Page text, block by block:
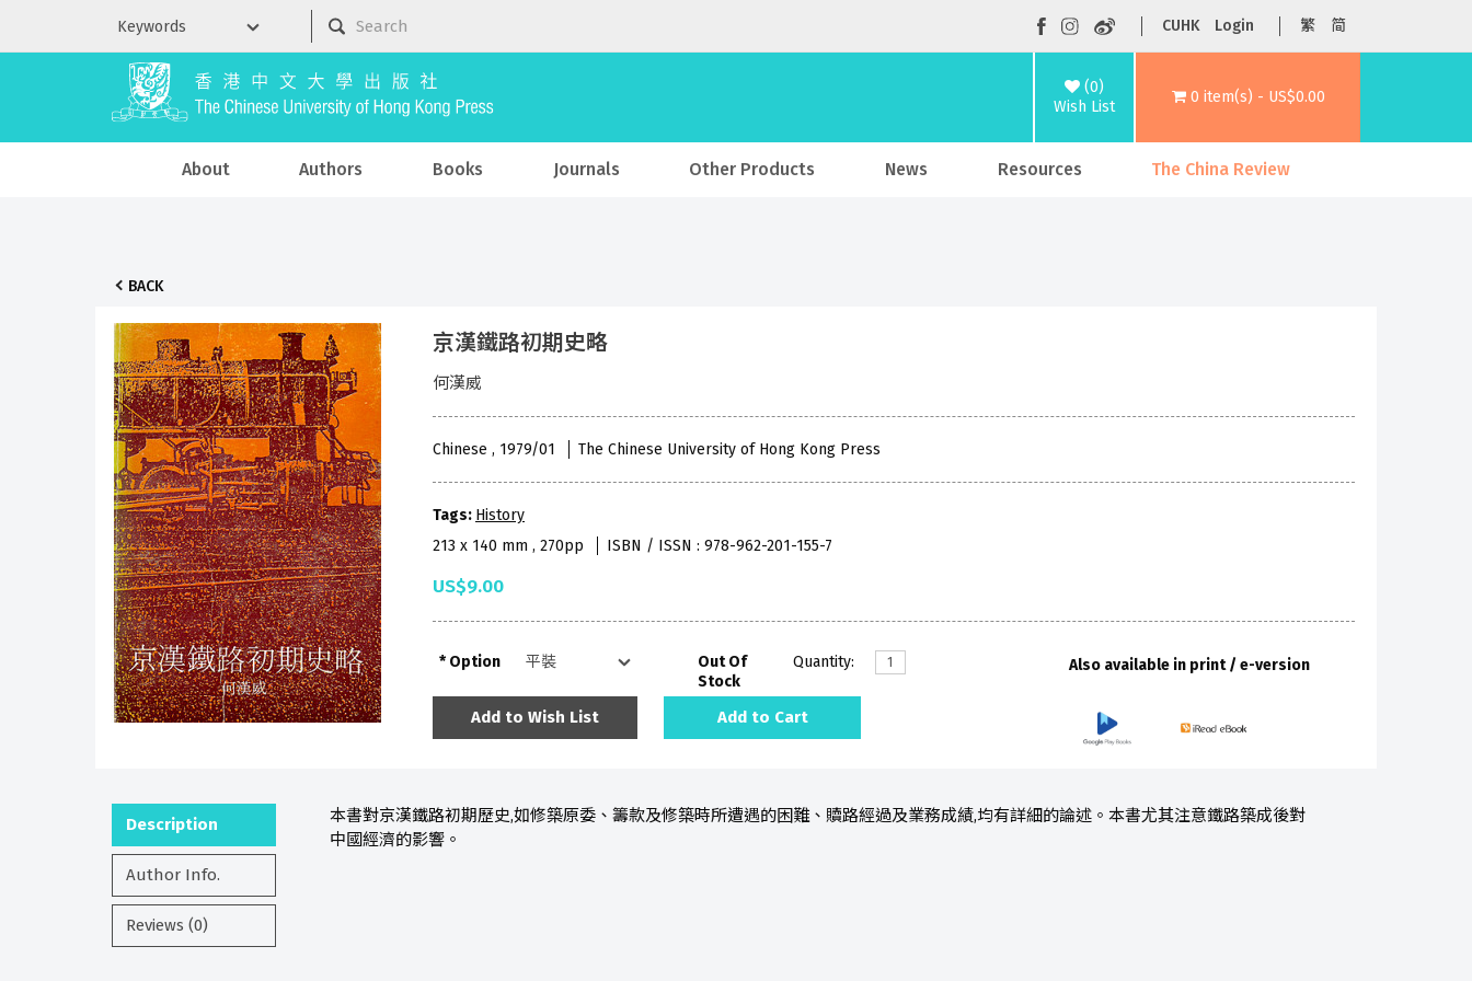
CUHK Login 繁 简
(0)
Wish List
0 item(s) - US$0.00
About Authors Books Journals Other Products News Resources The China Review
BACK
京漢鐵路初期史略
何漢威
Chinese , 1979/01 The Chinese University of Hong Kong Press
Tags: History
213 x 140 mm , 270pp
ISBN / ISSN : 978-962-201-155-7
US$9.00
Option
Out Of
Stock
Quantity:
Add to Wish List Add to Cart
Also available in print / e-version
Description
Author Info.
Reviews (0)
本書對京漢鐵路初期歷史,如修築原委、籌款及修築時所遭遇的困難、贖路經過及業務成績,均有詳細的論述。本書尤其注意鐵路築成後對
中國經濟的影響。